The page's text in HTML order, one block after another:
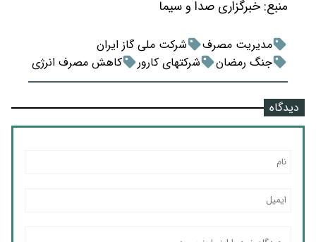
منبع: خبرگزاری صدا و سیما
مدیریت مصرف
شرکت ملی گاز ایران
جنگ رمضان
شرکتهای کارور کاهش مصرف انرژی
دیدگاه